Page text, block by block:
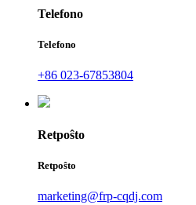
Telefono
Telefono
+86 023-67853804
Retpoŝto
Retpoŝto
marketing@frp-cqdj.com